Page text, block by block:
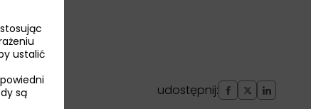
udostępnij:
ustalić
są